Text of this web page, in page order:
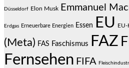
Düsseldorf Elon Musk Emmanuel
Erdgas Erneuerbare Energien Essen EU EU-
(Meta) FAS Faschismus FAZ
Fernsehen FIFA